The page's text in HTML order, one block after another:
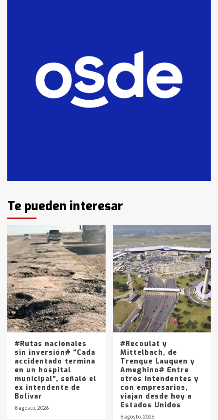
fueron detenidos por
comercialización de drogas en la
tarde del sábado
T.Lauquen: se vendió el edificio de
lo que fue la planta Industrial del
3
Identidad de los adolescentes
pampeanos que fueron
en la mañana del lunes
4
Accidente en Ruta 5: falleció un
joven de Trenque Lauquen
5
Los precios de los combustibles en
La Pampa, desde YPF hasta Axion
entre 857 a 1338 pesos
Te pueden interesar
#Rutas nacionales
sin inversión# “Cada
accidentado termina
en un hospital
municipal”, señaló el
ex intendente de
Bolívar
8 agosto, 2026
#Recoulat y
Mittelbach, de
Trenque Lauquen y
Ameghino# Entre
otros intendentes y
con empresarios,
viajan desde hoy a
Estados Unidos
8 agosto, 2026